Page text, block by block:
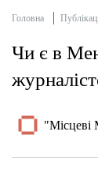
Головна
Чи є в
"Місцеві